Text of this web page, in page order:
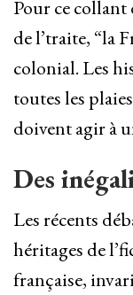
Pour ce
de l’traite, “la
colonial. Les
toutes les
doivent agir à
Des
Les récents
héritages de
française,